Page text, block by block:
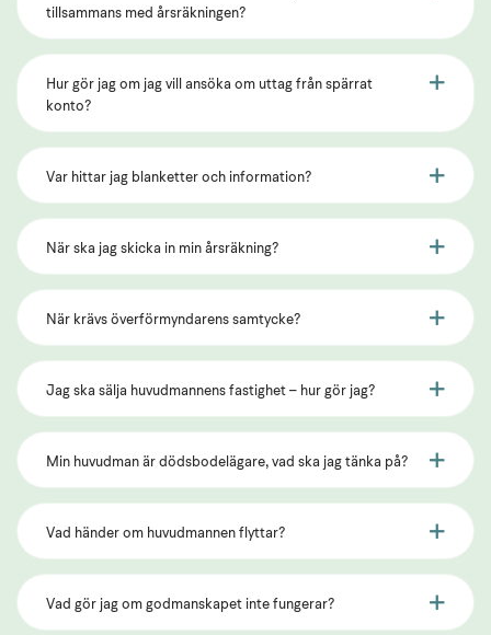
tillsammans med årsräkningen?
Hur gör jag om jag vill ansöka om uttag från spärrat
konto?
Var hittar jag blanketter och information?
När ska jag skicka in min årsräkning?
När krävs överförmyndarens samtycke?
Jag ska sälja huvudmannens fastighet – hur gör jag?
Min huvudman är dödsbodelägare, vad ska jag tänka på?
Vad händer om huvudmannen flyttar?
Vad gör jag om godmanskapet inte fungerar?